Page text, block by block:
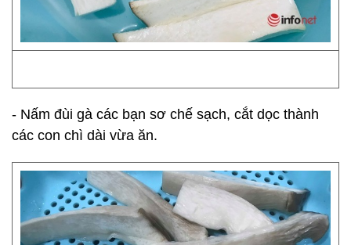
- Nấm đùi gà các bạn sơ chế sạch, cắt dọc thành
các con chì dài vừa ăn.